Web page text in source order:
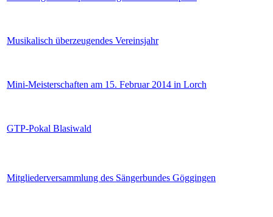
Musikalisch überzeugendes Vereinsjahr
Mini-Meisterschaften am 15. Februar 2014 in Lorch
GTP-Pokal Blasiwald
Mitgliederversammlung des Sängerbundes Göggingen